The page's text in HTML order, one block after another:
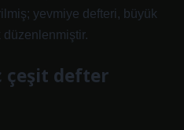
yevmiye defteri, büyük
düzenlenmiştir.
çeşit defter